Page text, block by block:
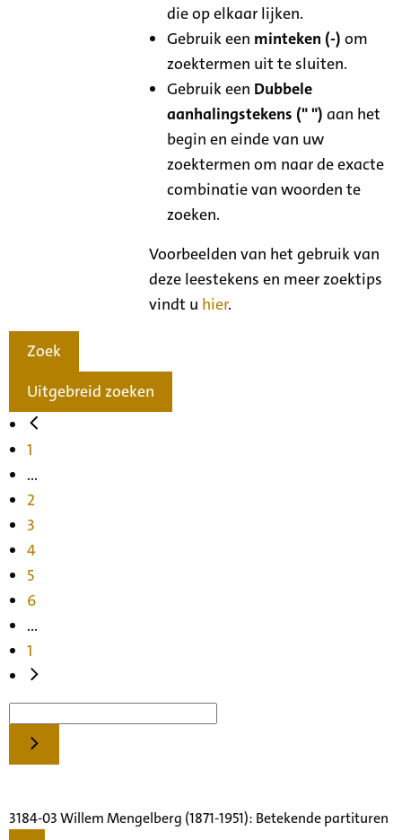
die op elkaar lijken.
Gebruik een minteken (-) om
zoektermen uit te sluiten.
Gebruik een Dubbele
aanhalingstekens (" ") aan het
begin en einde van uw
zoektermen om naar de exacte
combinatie van woorden te
zoeken.
Voorbeelden van het gebruik van
deze leestekens en meer zoektips
vindt u hier.
Zoek
Uitgebreid zoeken
1
...
2
3
4
5
6
...
1
3184-03 Willem Mengelberg (1871-1951): Betekende partituren